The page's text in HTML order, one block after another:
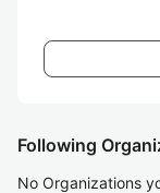
Following
No Organizations